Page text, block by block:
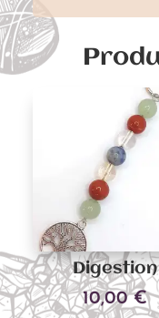
Digestion
10,00€